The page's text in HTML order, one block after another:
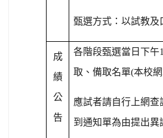
甄選方式：以試教及
成
績
公
告
各階段甄選當日下午
取、備取名單(本校
應試者請自行上網查
到通知單為由提出異